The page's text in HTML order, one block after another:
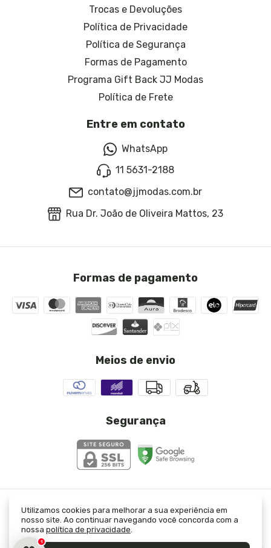
Utilizamos cookies para melhorar a sua experiência em
nosso site. Ao continuar navegando você concorda com a
nossa política de privacidade.
Trocas e Devoluções
Política de Privacidade
Política de Segurança
Formas de Pagamento
Programa Gift Back JJ Modas
Política de Frete
Entre em contato
WhatsApp
11 5631-2188
contato@jjmodas.com.br
Rua Dr. João de Oliveira Mattos, 23
Formas de pagamento
Meios de envio
Segurança
Cinto Largo em Couro Eco com Fivela Dourada Azul
JJ Modas
©2026. JJ Modas Ltda - 23333421000130. Todos os direitos reservados.
1